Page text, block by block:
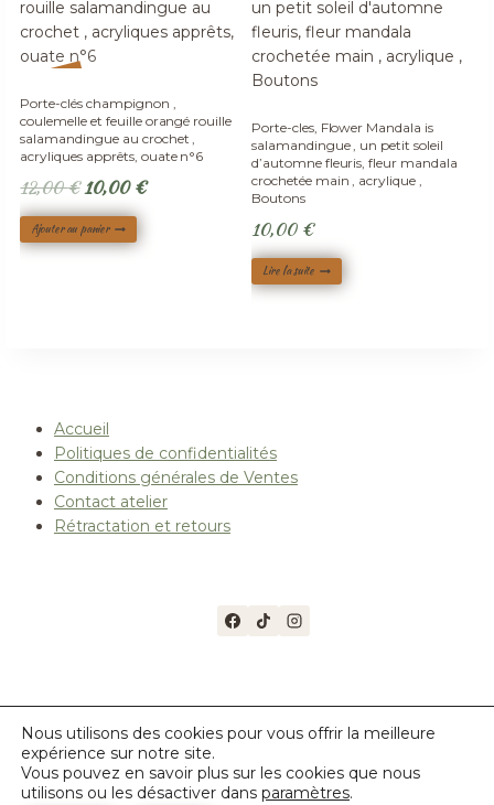
Porte-clés champignon ,
coulemelle et feuille orangé rouille
salamandingue au crochet ,
acryliques apprêts, ouate n°6
12,00€ Le
prix
initial
10,00€Le
Ajouter au panier
Adopté
Porte-cles, Flower Mandala is
salamandingue , un petit soleil
d’automne fleuris, fleur mandala
crochetée main , acrylique ,
Boutons
10,00 €
Lire la suite
Accueil
Politiques de confidentialités
Conditions générales de Ventes
Contact atelier
Rétractation et retours
© 2026 Les créations de la salamandre
https://les-creations-de-la-salamandre.fr
Nous utilisons des cookies pour vous offrir la meilleure
expérience sur notre site.
Vous pouvez en savoir plus sur les cookies que nous
utilisons ou les désactiver dans paramètres.